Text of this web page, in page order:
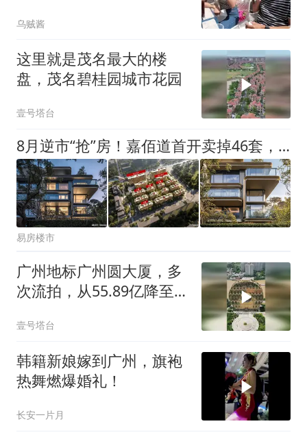
乌贼酱
这里就是茂名最大的楼
盘，茂名碧桂园城市花园
壹号塔台
8月逆市“抢”房！嘉佰道首开卖掉46套，最贵的卖得最快！
易房楼市
广州地标广州圆大厦，多
次流拍，从55.89亿降至
壹号塔台
韩籍新娘嫁到广州，旗袍
热舞燃爆婚礼！
长安一片月